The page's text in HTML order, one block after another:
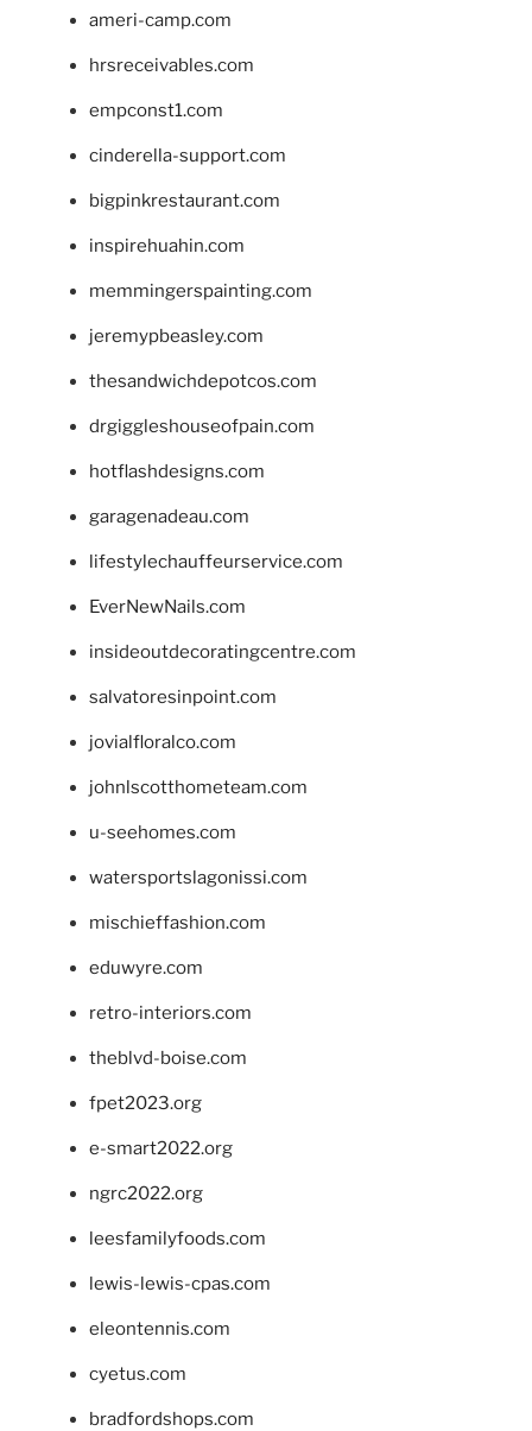
ameri-camp.com
hrsreceivables.com
empconst1.com
cinderella-support.com
bigpinkrestaurant.com
inspirehuahin.com
memmingerspainting.com
jeremypbeasley.com
thesandwichdepotcos.com
drgiggleshouseofpain.com
hotflashdesigns.com
garagenadeau.com
lifestylechauffeurservice.com
EverNewNails.com
insideoutdecoratingcentre.com
salvatoresinpoint.com
jovialfloralco.com
johnlscotthometeam.com
u-seehomes.com
watersportslagonissi.com
mischieffashion.com
eduwyre.com
retro-interiors.com
theblvd-boise.com
fpet2023.org
e-smart2022.org
ngrc2022.org
leesfamilyfoods.com
lewis-lewis-cpas.com
eleontennis.com
cyetus.com
bradfordshops.com